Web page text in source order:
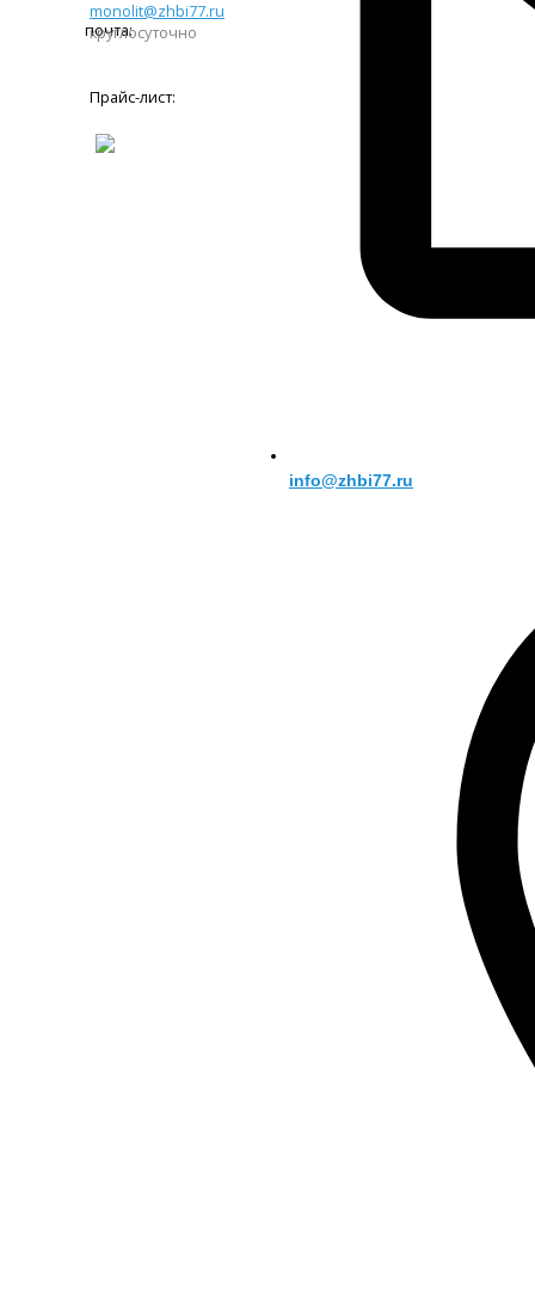
почта:
monolit@zhbi77.ru
круглосуточно
Прайс-лист:
info@zhbi77.ru